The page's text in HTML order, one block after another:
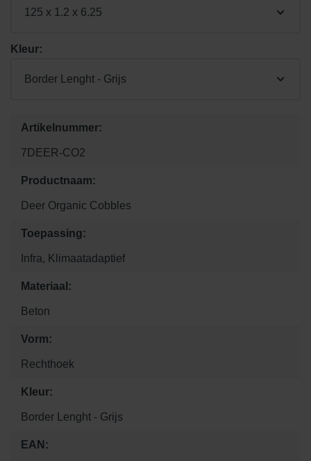
125 x 1.2 x 6.25
Kleur:
Border Lenght - Grijs
Artikelnummer:
7DEER-CO2
Productnaam:
Deer Organic Cobbles
Toepassing:
Infra, Klimaatadaptief
Materiaal:
Beton
Vorm:
Rechthoek
Kleur:
Border Lenght - Grijs
EAN: